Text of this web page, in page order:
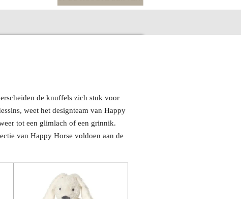
de knuffels zich stuk voor
weet het designteam van Happy
tot een glimlach of een grinnik.
van Happy Horse voldoen aan de